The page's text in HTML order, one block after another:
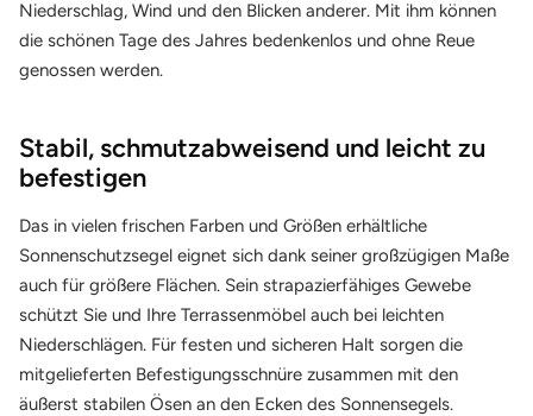
Niederschlag, Wind und den Blicken anderer. Mit ihm können
die schönen Tage des Jahres bedenkenlos und ohne Reue
genossen werden.
Stabil, schmutzabweisend und leicht zu
befestigen
Das in vielen frischen Farben und Größen erhältliche
Sonnenschutzsegel eignet sich dank seiner großzügigen Maße
auch für größere Flächen. Sein strapazierfähiges Gewebe
schützt Sie und Ihre Terrassenmöbel auch bei leichten
Niederschlägen. Für festen und sicheren Halt sorgen die
mitgelieferten Befestigungsschnüre zusammen mit den
äußerst stabilen Ösen an den Ecken des Sonnensegels.